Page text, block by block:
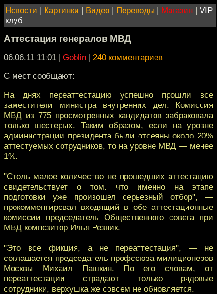
Новости | Картинки | Видео | Переводы | Магазин | VIP
клуб
Аттестация генералов МВД
06.06.11 11:01 | Goblin | 240 комментариев
С мест сообщают:
На днях переаттестацию успешно прошли все
заместители министра внутренних дел. Комиссия
МВД из 775 просмотренных кандидатов забраковала
только шестерых. Таким образом, если на уровне
администрации президента были отсеяны около 20%
аттестуемых сотрудников, то на уровне МВД — менее
1%.
"Столь малое количество не прошедших аттестацию
свидетельствует о том, что именно на этапе
подготовки уже произошел серьезный отбор", —
прокомментировал входящий в обе аттестационные
комиссии председатель Общественного совета при
МВД композитор Илья Резник.
"Это все фикция, а не переаттестация", — не
соглашается председатель профсоюза милиционеров
Москвы Михаил Пашкин. По его словам, от
переаттестации страдают только рядовые
сотрудники, верхушка же совсем не обновляется.